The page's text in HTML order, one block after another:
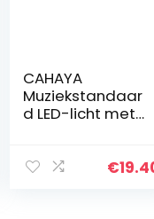
CAHAYA
Muziekstandaar
d LED-licht met
i, draagbare en
€